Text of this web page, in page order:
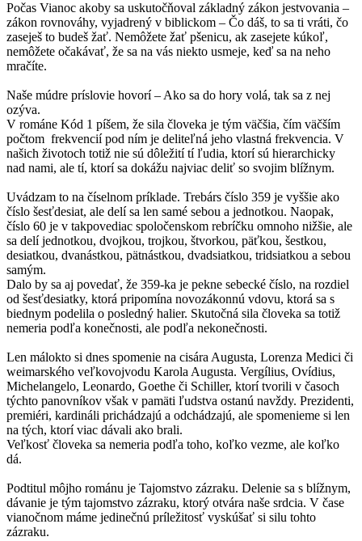
Počas Vianoc akoby sa uskutočňoval základný zákon jestvovania –
zákon rovnováhy, vyjadrený v biblickom – Čo dáš, to sa ti vráti, čo
zaseješ to budeš žať. Nemôžete žať pšenicu, ak zasejete kúkoľ,
nemôžete očakávať, že sa na vás niekto usmeje, keď sa na neho
mračíte.
Naše múdre príslovie hovorí – Ako sa do hory volá, tak sa z nej
ozýva.
V románe Kód 1 píšem, že sila človeka je tým väčšia, čím väčším
počtom frekvencií pod ním je deliteľná jeho vlastná frekvencia. V
našich životoch totiž nie sú dôležití tí ľudia, ktorí sú hierarchicky
nad nami, ale tí, ktorí sa dokážu najviac deliť so svojim blížnym.
Uvádzam to na číselnom príklade. Trebárs číslo 359 je vyššie ako
číslo šesťdesiat, ale delí sa len samé sebou a jednotkou. Naopak,
číslo 60 je v takpovediac spoločenskom rebríčku omnoho nižšie, ale
sa delí jednotkou, dvojkou, trojkou, štvorkou, päťkou, šestkou,
desiatkou, dvanástkou, pätnástkou, dvadsiatkou, tridsiatkou a sebou
samým.
Dalo by sa aj povedať, že 359-ka je pekne sebecké číslo, na rozdiel
od šesťdesiatky, ktorá pripomína novozákonnú vdovu, ktorá sa s
biednym podelila o posledný halier. Skutočná sila človeka sa totiž
nemeria podľa konečnosti, ale podľa nekonečnosti.
Len málokto si dnes spomenie na cisára Augusta, Lorenza Medici či
weimarského veľkovojvodu Karola Augusta. Vergílius, Ovídius,
Michelangelo, Leonardo, Goethe či Schiller, ktorí tvorili v časoch
týchto panovníkov však v pamäti ľudstva ostanú navždy. Prezidenti,
premiéri, kardináli prichádzajú a odchádzajú, ale spomenieme si len
na tých, ktorí viac dávali ako brali.
Veľkosť človeka sa nemeria podľa toho, koľko vezme, ale koľko
dá.
Podtitul môjho románu je Tajomstvo zázraku. Delenie sa s blížnym,
dávanie je tým tajomstvo zázraku, ktorý otvára naše srdcia. V čase
vianočnom máme jedinečnú príležitosť vyskúšať si silu tohto
zázraku.